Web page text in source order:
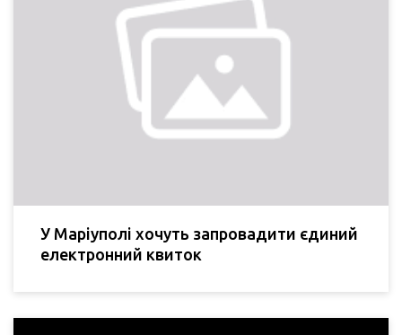
У Маріуполі хочуть запровадити єдиний
електронний квиток